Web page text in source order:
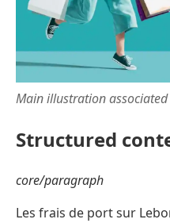
Main illustration
Structured
core/paragraph
Les frais de port sur